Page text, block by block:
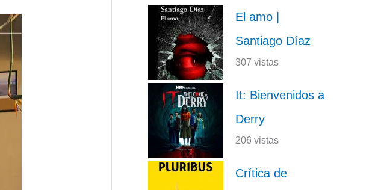
El amo |
Santiago Díaz
307 vistas
It: Bienvenidos a
Derry
206 vistas
Crítica de